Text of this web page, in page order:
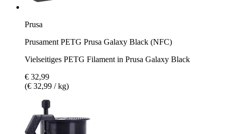
Prusa
Prusament PETG Prusa Galaxy Black (NFC)
Vielseitiges PETG Filament in Prusa Galaxy Black
€ 32,99
(€ 32,99 / kg)